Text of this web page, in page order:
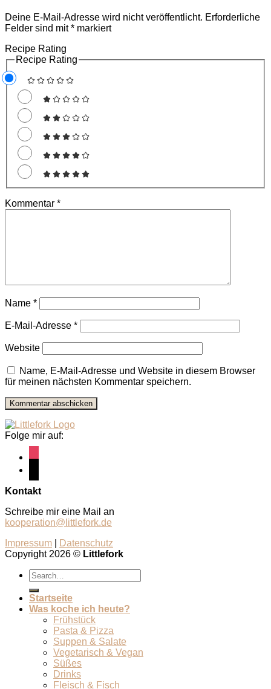
Deine E-Mail-Adresse wird nicht veröffentlicht. Erforderliche
Felder sind mit* markiert
Recipe Rating
Recipe Rating
Kommentar *
Name *
E-Mail-Adresse *
Website
Name, E-Mail-Adresse und Website in diesem Browser
für meinen nächsten Kommentar speichern.
Folge mir auf:
Kontakt
Schreibe mir eine Mail an
kooperation@littlefork.de
Impressum
Datenschutz
Copyright 2026 © Littlefork
Startseite
Was koche ich heute?
Frühstück
Pasta & Pizza
Suppen & Salate
Vegetarisch & Vegan
Süßes
Drinks
Fleisch & Fisch